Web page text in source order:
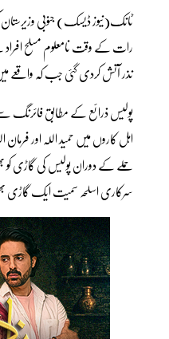
ٹانک(نیوز ڈیسک) جنوبی وزیرستان
رات کے وقت نامعلوم مسلح
نذر آتش کردی گئی جب کہ واقعے میں 2 پولیس اہل کار شہید ہو
اہل کاروں میں حمید اللہ اور
حملے کے دوران پولیس کی گاڑی
سرکاری اسلحہ سمیت ایک گاڑی